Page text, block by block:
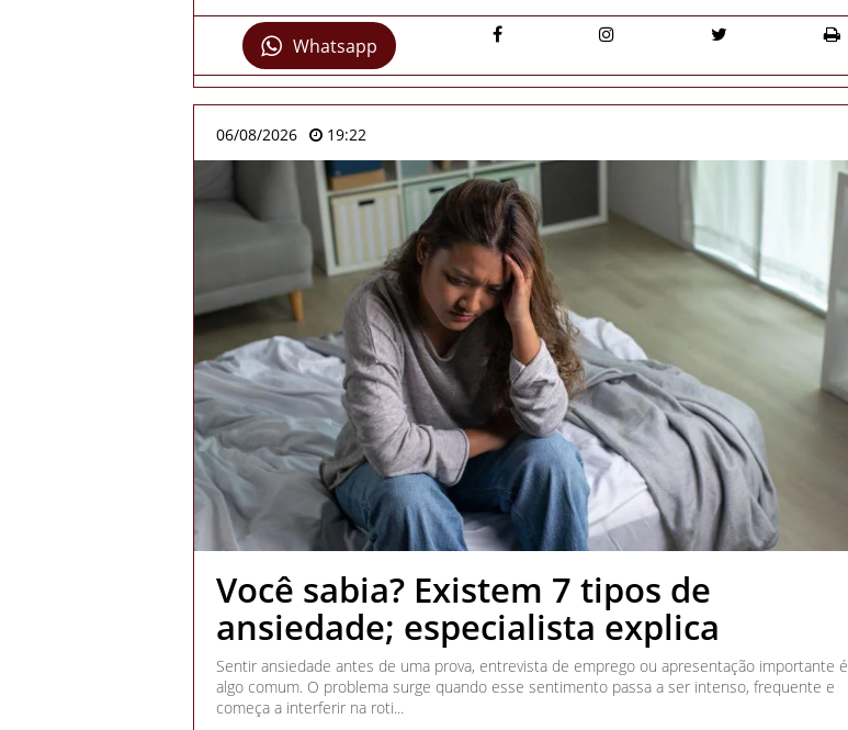
Whatsapp
06/08/2026 19:22
Você sabia? Existem 7 tipos de
ansiedade; especialista explica
Sentir ansiedade antes de uma prova, entrevista de emprego ou apresentação importante é
algo comum. O problema surge quando esse sentimento passa a ser intenso, frequente e
começa a interferir na roti...